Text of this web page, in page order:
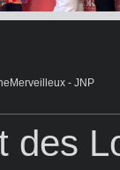
- JNP
des